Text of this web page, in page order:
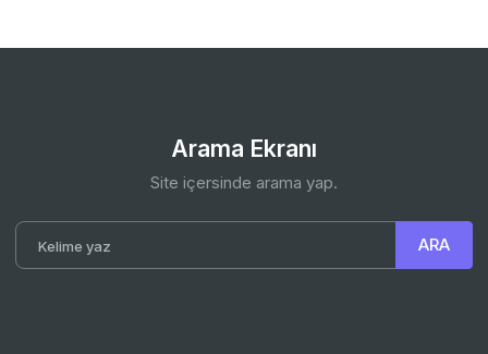
Arama Ekranı
Site içersinde arama yap.